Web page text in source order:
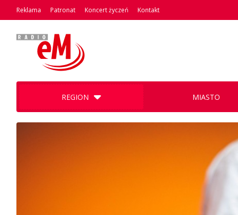
Reklama Patronat Koncert życzeń Kontakt
REGION MIASTO